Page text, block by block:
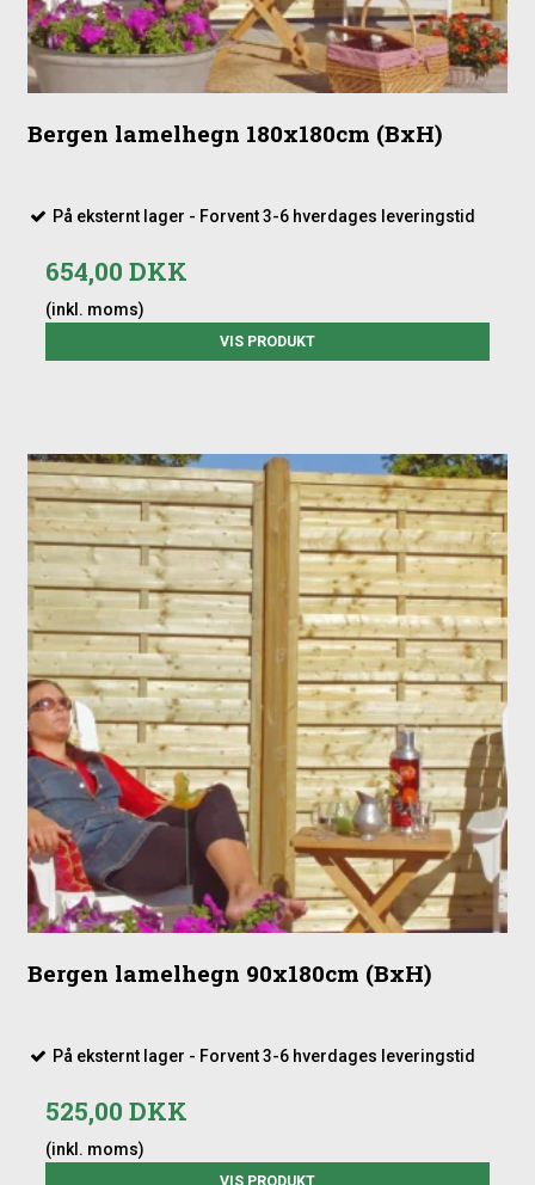
Bergen lamelhegn 180x180cm (BxH)
På eksternt lager - Forvent 3-6 hverdages leveringstid
654,00 DKK
(inkl. moms)
VIS PRODUKT
Bergen lamelhegn 90x180cm (BxH)
På eksternt lager - Forvent 3-6 hverdages leveringstid
525,00 DKK
(inkl. moms)
VIS PRODUKT